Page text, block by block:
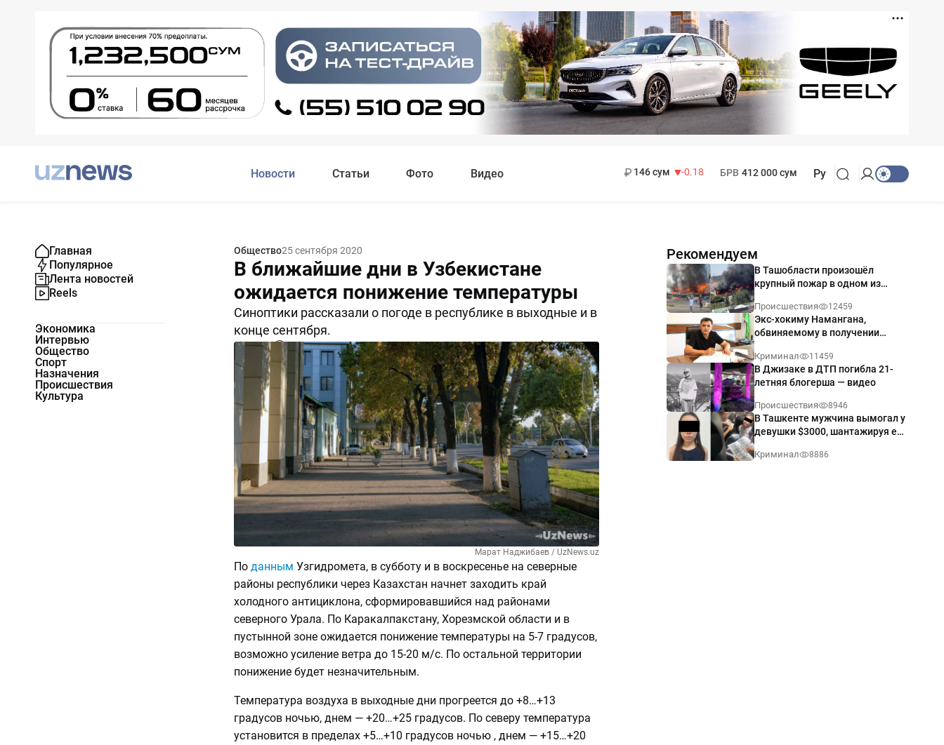
Новости Статьи Фото Видео
146 сум
-0.18
БРВ 412 000 сум Ру
Главная
Популярное
Лента новостей
Reels
Экономика
Интервью
Общество
Спорт
Назначения
Происшествия
Культура
Общество25 сентября 2020
В ближайшие дни в Узбекистане
ожидается понижение температуры
Синоптики рассказали о погоде в республике в выходные и в
конце сентября.
10728 Поделиться
Марат Наджибаев / UzNews.uz
По данным Узгидромета, в субботу и в воскресенье на северные
районы республики через Казахстан начнет заходить край
холодного антициклона, сформировавшийся над районами
северного Урала. По Каракалпакстану, Хорезмской области и в
пустынной зоне ожидается понижение температуры на 5-7 градусов,
возможно усиление ветра до 15-20 м/с. По остальной территории
понижение будет незначительным.
Температура воздуха в выходные дни прогреется до +8…+13
градусов ночью, днем — +20…+25 градусов. По северу температура
установится в пределах +5…+10 градусов ночью , днем — +15…+20
Рекомендуем
В Ташобласти произошёл
крупный пожар в одном из
Происшествия 12459
Экс-хокиму Намангана,
обвиняемому в получении
приговор
Криминал 11459
В Джизаке в ДТП погибла 21-
летняя блогерша — видео
Происшествия 8946
В Ташкенте мужчина вымогал у
девушки $3000, шантажируя её
Криминал 8886